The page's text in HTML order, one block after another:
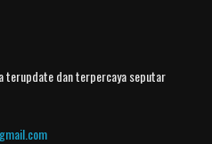
terupdate dan terpercaya seputar